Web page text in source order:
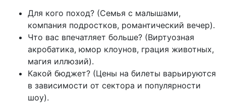
Для кого поход? (Семья с малышами,
компания подростков, романтический вечер).
Что вас впечатляет больше? (Виртуозная
акробатика, юмор клоунов, грация животных,
магия иллюзий).
Какой бюджет? (Цены на билеты варьируются
в зависимости от сектора и популярности
шоу).